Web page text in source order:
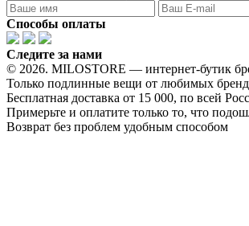
Способы оплаты
Следите за нами
© 2026. MILOSTORE — интернет-бутик
Только подлинные вещи от любимых
Бесплатная доставка от 15 000, по всей
Примерьте и оплатите только то, что
Возврат без проблем удобным способом